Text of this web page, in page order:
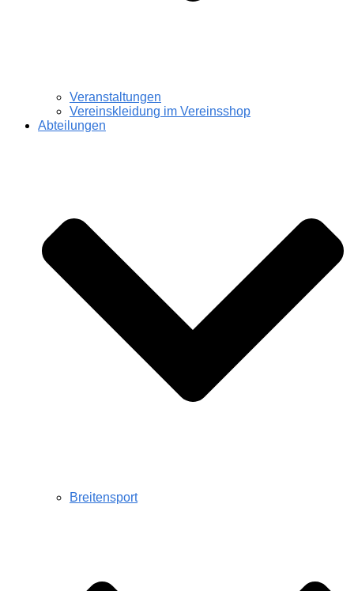
Veranstaltungen
Vereinskleidung im Vereinsshop
Abteilungen
Breitensport